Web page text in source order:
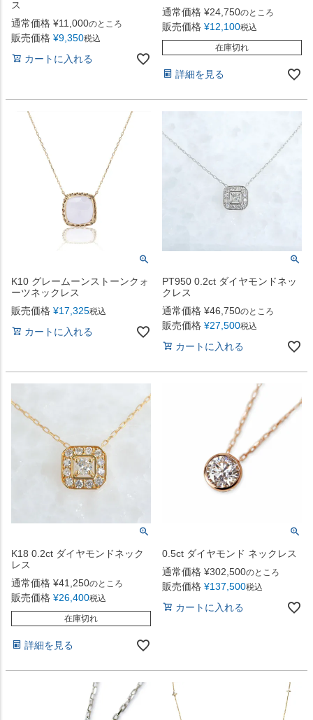
ス
通常価格 ¥11,000のところ
販売価格 ¥9,350税込
カートに入れる
通常価格 ¥24,750のところ
販売価格 ¥12,100税込
在庫切れ
詳細を見る
K10 グレームーンストーンクォ
ーツネックレス
販売価格 ¥17,325税込
カートに入れる
PT950 0.2ct ダイヤモンドネッ
クレス
通常価格 ¥46,750のところ
販売価格 ¥27,500税込
カートに入れる
K18 0.2ct ダイヤモンドネック
レス
通常価格 ¥41,250のところ
販売価格 ¥26,400税込
在庫切れ
詳細を見る
0.5ct ダイヤモンド ネックレス
通常価格 ¥302,500のところ
販売価格 ¥137,500税込
カートに入れる